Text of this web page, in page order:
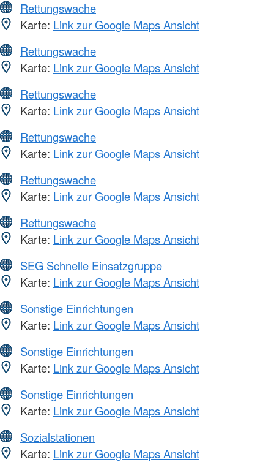
Rettungswache
Karte: Link zur Google Maps Ansicht
Rettungswache
Karte: Link zur Google Maps Ansicht
Rettungswache
Karte: Link zur Google Maps Ansicht
Rettungswache
Karte: Link zur Google Maps Ansicht
Rettungswache
Karte: Link zur Google Maps Ansicht
Rettungswache
Karte: Link zur Google Maps Ansicht
SEG Schnelle Einsatzgruppe
Karte: Link zur Google Maps Ansicht
Sonstige Einrichtungen
Karte: Link zur Google Maps Ansicht
Sonstige Einrichtungen
Karte: Link zur Google Maps Ansicht
Sonstige Einrichtungen
Karte: Link zur Google Maps Ansicht
Sozialstationen
Karte: Link zur Google Maps Ansicht